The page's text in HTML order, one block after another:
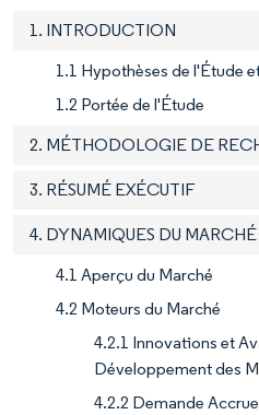
1. INTRODUCTION
1.1 Hypothèses de l'Étude
1.2 Portée de l'Étude
2. MÉTHODOLOGIE DE
3. RÉSUMÉ EXÉCUTIF
4. DYNAMIQUES DU MARCHÉ
4.1 Aperçu du Marché
4.2 Moteurs du Marché
4.2.1 Innovations et
Développement des
4.2.2 Demande